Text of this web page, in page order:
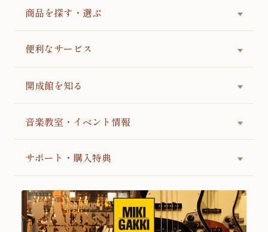
商品を探す・選ぶ
便利なサービス
開成館を知る
音楽教室・イベント情報
サポート・購入特典